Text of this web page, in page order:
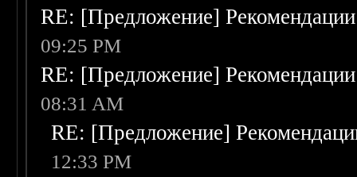
RE: [Предложение]
09:25 PM
RE: [Предложение]
08:31 AM
RE: [Предложение]
12:33 PM